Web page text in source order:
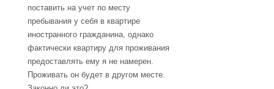
поставить на учет по месту
пребывания у себя в квартире
иностранного гражданина, однако
фактически квартиру для проживания
предоставлять ему я не намерен.
Проживать он будет в другом месте.